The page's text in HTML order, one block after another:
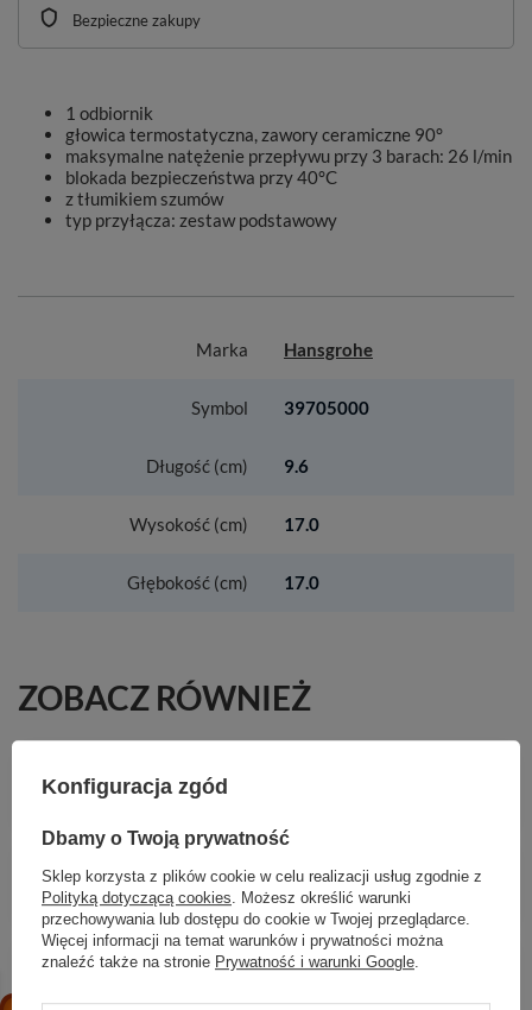
Bezpieczne zakupy
1 odbiornik
głowica termostatyczna, zawory ceramiczne 90°
maksymalne natężenie przepływu przy 3 barach: 26 l/min
blokada bezpieczeństwa przy 40°C
z tłumikiem szumów
typ przyłącza: zestaw podstawowy
Marka Hansgrohe
Symbol 39705000
Długość (cm) 9.6
Wysokość (cm) 17.0
Głębokość (cm) 17.0
ZOBACZ RÓWNIEŻ
Szczotkowany
Biały Matowy
1 042,67 zł / szt.
AX Starck Jednouchwytowa bateria bidetowa z
kompletem odpływowym z cięgłem, Czarny
Chrom Szczotkowany
Konfiguracja zgód
Dbamy o Twoją prywatność
Sklep korzysta z plików cookie w celu realizacji usług zgodnie z
Polityką dotyczącą cookies . Możesz określić warunki
przechowywania lub dostępu do cookie w Twojej przeglądarce.
Więcej informacji na temat warunków i prywatności można
znaleźć także na stronie Prywatność i warunki Google